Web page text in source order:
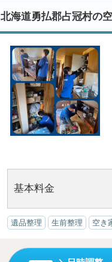
北海道勇払郡占冠村の
基本料金
遺品整理 生前整理 空き